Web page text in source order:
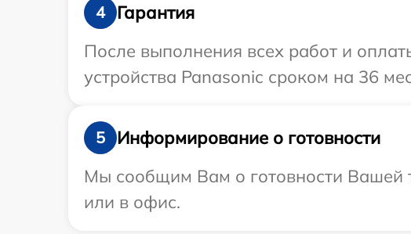
4
Гарантия
После выполнения всех работ и
устройства Panasonic сроком на 36
5
Информирование о готовности
Мы сообщим Вам о готовности Вашей
или в офис.